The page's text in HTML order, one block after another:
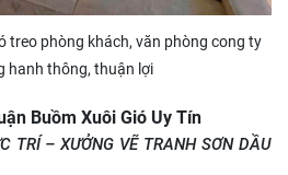
treo phòng khách, văn phòng cong ty
hanh thông, thuận lợi
Buồm Xuôi Gió Uy Tín
TRÍ – XƯỞNG VẼ TRANH SƠN DẦU